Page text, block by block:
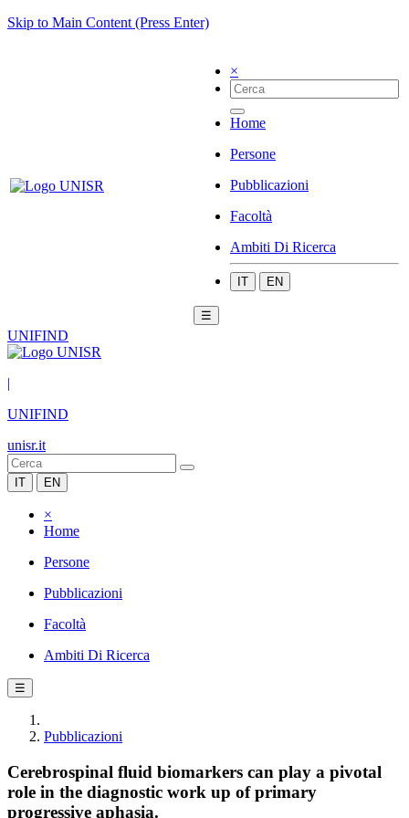
Skip to Main Content (Press Enter)
×
Home
Persone
Pubblicazioni
Facoltà
Ambiti Di Ricerca
IT EN
☰
UNIFIND
|
UNIFIND
unisr.it
IT EN
×
Home
Persone
Pubblicazioni
Facoltà
Ambiti Di Ricerca
☰
Pubblicazioni
Cerebrospinal fluid biomarkers can play a pivotal
role in the diagnostic work up of primary
progressive aphasia.